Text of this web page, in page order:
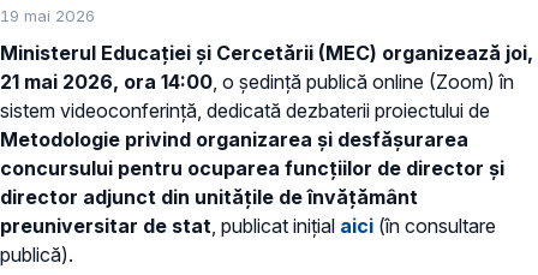
19 mai 2026
Ministerul Educației și Cercetării (MEC) organizează joi,
21 mai 2026, ora 14:00, o ședință publică online (Zoom) în
sistem videoconferință, dedicată dezbaterii proiectului de
Metodologie privind organizarea și desfășurarea
concursului pentru ocuparea funcțiilor de director și
director adjunct din unitățile de învățământ
preuniversitar de stat, publicat inițial aici (în consultare
publică).